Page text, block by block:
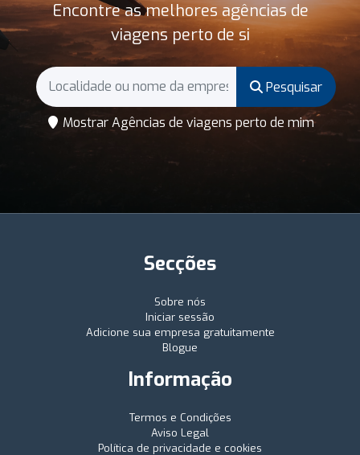
Encontre as melhores agências de
viagens perto de si
Pesquisar
Mostrar Agências de viagens perto de mim
Secções
Sobre nós
Iniciar sessão
Adicione sua empresa gratuitamente
Blogue
Informação
Termos e Condições
Aviso Legal
Política de privacidade e cookies